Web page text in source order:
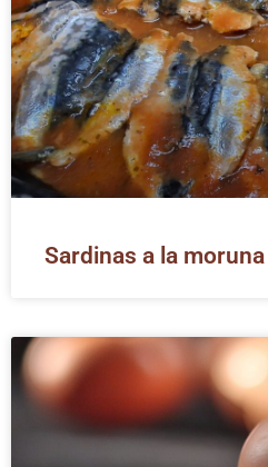
Sardinas a la moruna